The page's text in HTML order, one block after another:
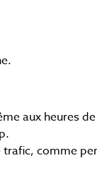
aux heures
comme